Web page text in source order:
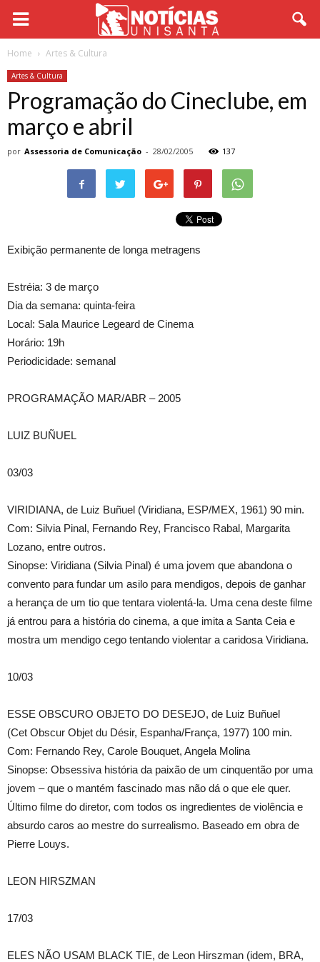
Home Artes & Cultura
Artes & Cultura
Programação do Cineclube, em
março e abril
por Assessoria de Comunicação - 28/02/2005 137
Exibição permanente de longa metragens
Estréia: 3 de março
Dia da semana: quinta-feira
Local: Sala Maurice Legeard de Cinema
Horário: 19h
Periodicidade: semanal
PROGRAMAÇÃO MAR/ABR – 2005
LUIZ BUÑUEL
03/03
VIRIDIANA, de Luiz Buñuel (Viridiana, ESP/MEX, 1961) 90 min.
Com: Silvia Pinal, Fernando Rey, Francisco Rabal, Margarita
Lozano, entre outros.
Sinopse: Viridiana (Silvia Pinal) é uma jovem que abandona o
convento para fundar um asilo para mendigos, depois de ganhar
a herança de um tio que tentara violentá-la. Uma cena deste filme
já entrou para a história do cinema, a que imita a Santa Ceia e
mostra um mendigo cego tentando violentar a caridosa Viridiana.
10/03
ESSE OBSCURO OBJETO DO DESEJO, de Luiz Buñuel
(Cet Obscur Objet du Désir, Espanha/França, 1977) 100 min.
Com: Fernando Rey, Carole Bouquet, Angela Molina
Sinopse: Obsessiva história da paixão de um cinquentão por uma
jovem – que o mantém fascinado mas não dá o que ele quer.
Último filme do diretor, com todos os ingredientes de violência e
absurdo caros ao mestre do surrealismo. Baseado em obra de
Pierre Louys.
LEON HIRSZMAN
17/03
ELES NÃO USAM BLACK TIE, de Leon Hirszman (idem, BRA,